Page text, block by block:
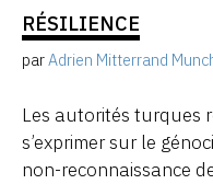
RÉSILIENCE
parAdrien Mitterrand
Les autorités turques
s’exprimer sur le
non-reconnaissance